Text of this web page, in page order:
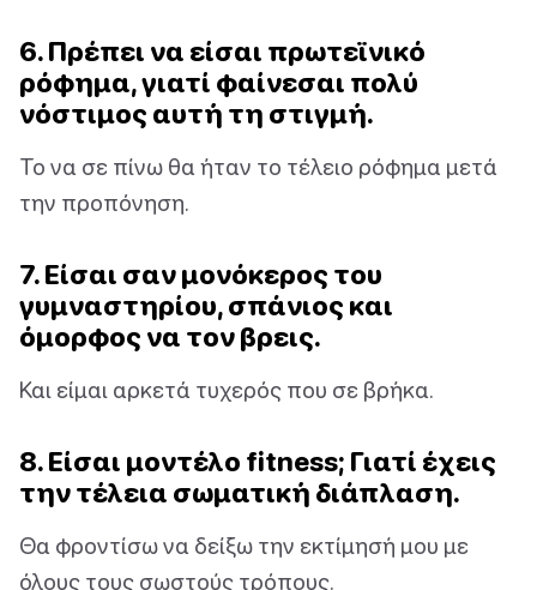
6. Πρέπει να είσαι πρωτεϊνικό
ρόφημα, γιατί φαίνεσαι πολύ
νόστιμος αυτή τη στιγμή.
Το να σε πίνω θα ήταν το τέλειο ρόφημα μετά
την προπόνηση.
7. Είσαι σαν μονόκερος του
γυμναστηρίου, σπάνιος και
όμορφος να τον βρεις.
Και είμαι αρκετά τυχερός που σε βρήκα.
8. Είσαι μοντέλο fitness; Γιατί έχεις
την τέλεια σωματική διάπλαση.
Θα φροντίσω να δείξω την εκτίμησή μου με
όλους τους σωστούς τρόπους.